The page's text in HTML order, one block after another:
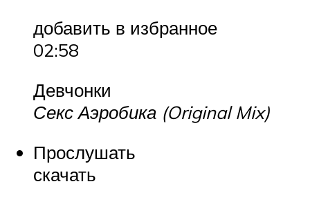
добавить в избранное
02:58
Девчонки
Секс Аэробика (Original Mix)
Прослушать
скачать